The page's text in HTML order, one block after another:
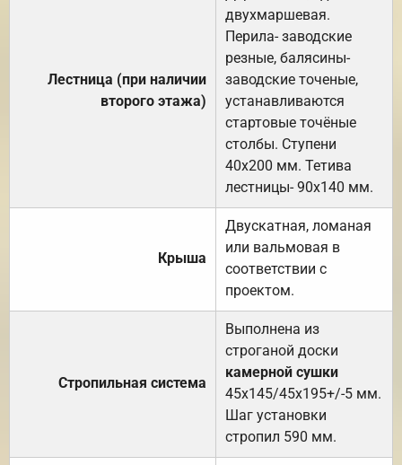
Лестница (при наличии
второго этажа)
двухмаршевая.
Перила- заводские
резные, балясины-
заводские точеные,
устанавливаются
стартовые точёные
столбы. Ступени
40х200 мм. Тетива
лестницы- 90х140 мм.
Крыша
Двускатная, ломаная
или вальмовая в
соответствии с
проектом.
Стропильная система
Выполнена из
строганой доски
камерной сушки
45х145/45х195+/-5 мм.
Шаг установки
стропил 590 мм.